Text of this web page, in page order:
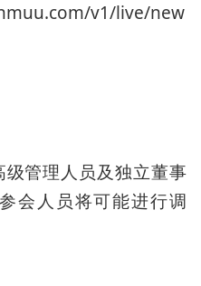
v1/live/new
管理人员及独立董事
会人员将可能进行调